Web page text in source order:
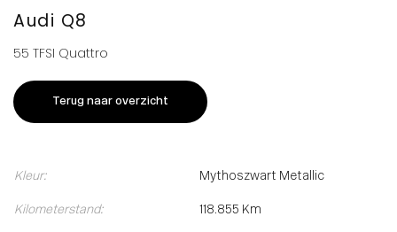
Audi Q8
55 TFSI Quattro
Terug naar overzicht
Kleur: Mythoszwart Metallic
Kilometerstand: 118.855 Km